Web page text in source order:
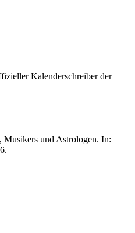
Kalenderschreiber der
Musikers und Astrologen. In: